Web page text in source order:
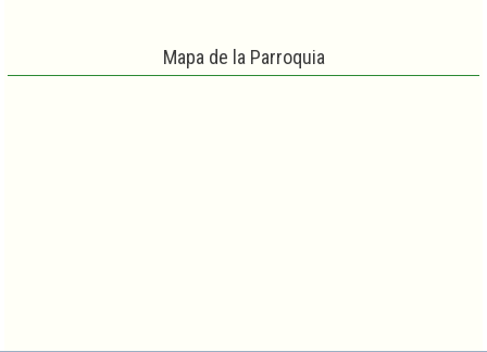
Mapa de la Parroquia